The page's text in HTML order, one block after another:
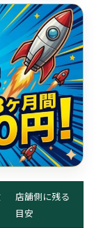
店舗側に残る
目安